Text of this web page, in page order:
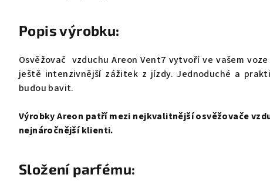
Popis výrobku:
Osvěžovač vzduchu Areon Vent7 vytvoří ve vašem
ještě intenzivnější zážitek z jízdy. Jednoduché a
budou bavit.
Výrobky Areon patří mezi nejkvalitnější osvěžovače
nejnáročnější klienti.
Složení parfému: